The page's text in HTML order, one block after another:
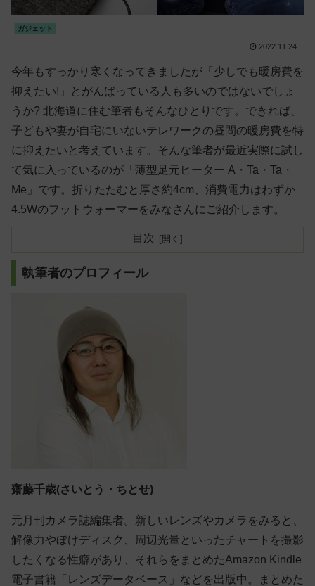
ガジェット
2022.11.24
今年もすっかり寒くなってきましたが「少しでも暖房費を
抑えたい!」とがんばっている人も多いのではないでしょ
うか? 北海道に住む筆者もそんなひとりです。できれば、
子どもや妻が自宅にいないテレワークの昼間の暖房費を特
に抑えたいと考えています。そんな筆者が最近実際に試し
て気に入っているのが「薄型足元ヒーター A・Ta・Ta・
Me」です。折りたたむと厚さ約4cm、消費電力はわずか
4.5Wのフットウォーマーをみなさんにご紹介します。
目次
執筆者のプロフィール
齋藤千歳(さいとう・ちとせ)
元月刊カメラ誌編集者。新しいレンズやカメラをみると、
解像力やぼけディスク、周辺光量といったチャートを撮影
したくなる性癖があり、それらをまとめたAmazon Kindle
電子書籍「レンズデータベース」などを出版中。まとめた